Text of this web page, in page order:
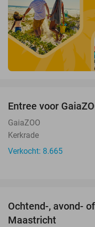
Entree voor
GaiaZOO
Kerkrade
Verkocht: 8.665
Ochtend-, avond-
Maastricht